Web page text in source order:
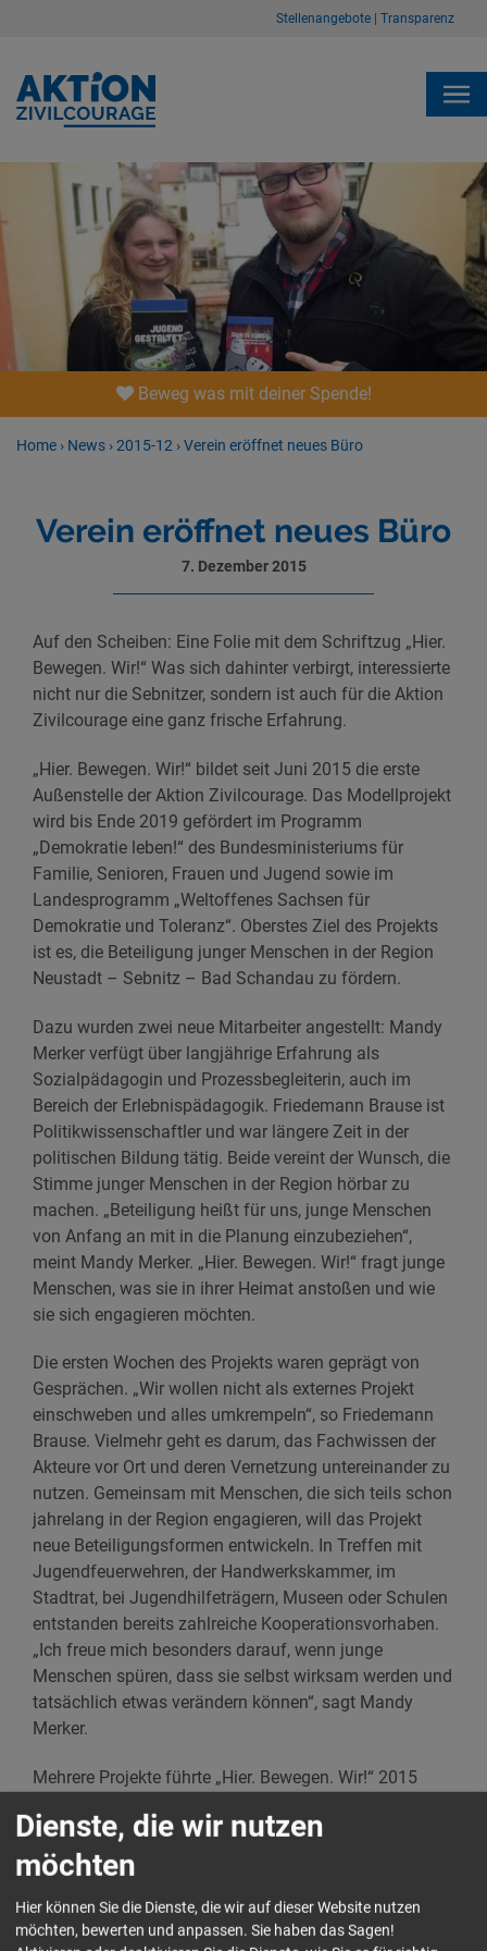
Stellenangebote Transparenz
Beweg was mit deiner Spende!
Home › News ›2015-12 ›Verein eröffnet neues Büro
Verein eröffnet neues Büro
7. Dezember 2015
Auf den Scheiben: Eine Folie mit dem Schriftzug „Hier.
Bewegen. Wir!“ Was sich dahinter verbirgt, interessierte
nicht nur die Sebnitzer, sondern ist auch für die Aktion
Zivilcourage eine ganz frische Erfahrung.
„Hier. Bewegen. Wir!“ bildet seit Juni 2015 die erste
Außenstelle der Aktion Zivilcourage. Das Modellprojekt
wird bis Ende 2019 gefördert im Programm
„Demokratie leben!“ des Bundesministeriums für
Familie, Senioren, Frauen und Jugend sowie im
Landesprogramm „Weltoffenes Sachsen für
Demokratie und Toleranz“. Oberstes Ziel des Projekts
ist es, die Beteiligung junger Menschen in der Region
Neustadt – Sebnitz – Bad Schandau zu fördern.
Dazu wurden zwei neue Mitarbeiter angestellt: Mandy
Merker verfügt über langjährige Erfahrung als
Sozialpädagogin und Prozessbegleiterin, auch im
Bereich der Erlebnispädagogik. Friedemann Brause ist
Politikwissenschaftler und war längere Zeit in der
politischen Bildung tätig. Beide vereint der Wunsch, die
Stimme junger Menschen in der Region hörbar zu
machen. „Beteiligung heißt für uns, junge Menschen
von Anfang an mit in die Planung einzubeziehen“,
meint Mandy Merker. „Hier. Bewegen. Wir!“ fragt junge
Menschen, was sie in ihrer Heimat anstoßen und wie
sie sich engagieren möchten.
Die ersten Wochen des Projekts waren geprägt von
Gesprächen. „Wir wollen nicht als externes Projekt
einschweben und alles umkrempeln“, so Friedemann
Brause. Vielmehr geht es darum, das Fachwissen der
Akteure vor Ort und deren Vernetzung untereinander zu
nutzen. Gemeinsam mit Menschen, die sich teils schon
jahrelang in der Region engagieren, will das Projekt
neue Beteiligungsformen entwickeln. In Treffen mit
Jugendfeuerwehren, der Handwerkskammer, im
Stadtrat, bei Jugendhilfeträgern, Museen oder Schulen
entstanden bereits zahlreiche Kooperationsvorhaben.
„Ich freue mich besonders darauf, wenn junge
Menschen spüren, dass sie selbst wirksam werden und
tatsächlich etwas verändern können“, sagt Mandy
Merker.
Mehrere Projekte führte „Hier. Bewegen. Wir!“ 2015
allen 9. Klassen Workshops zum Thema Migration und
Asyl statt. Gemeinsam mit dem Demographie-Projekt
der Stadt Sebnitz startete das Projekt „Zaunkunst –
Gesichter Deiner Heimat“. Mit Graffiti und Farbe soll bis
zum nächsten Frühjahr eine 200 Meter lange
Dienste, die wir nutzen
möchten
Hier können Sie die Dienste, die wir auf dieser Website nutzen
möchten, bewerten und anpassen. Sie haben das Sagen!